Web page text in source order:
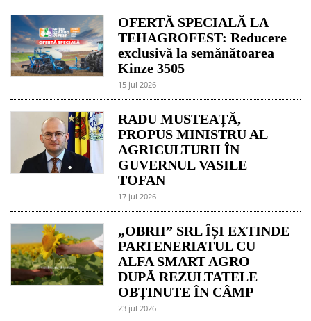
OFERTĂ SPECIALĂ LA
TEHAGROFEST: Reducere
exclusivă la semănătoarea
Kinze 3505
15 jul 2026
RADU MUSTEAȚĂ,
PROPUS MINISTRU AL
AGRICULTURII ÎN
GUVERNUL VASILE
TOFAN
17 jul 2026
„OBRII” SRL ÎȘI EXTINDE
PARTENERIATUL CU
ALFA SMART AGRO
DUPĂ REZULTATELE
OBȚINUTE ÎN CÂMP
23 jul 2026